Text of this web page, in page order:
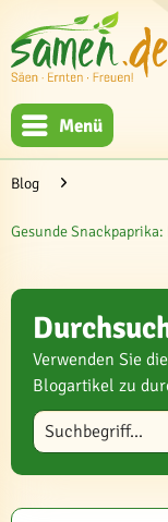
Menü
Blog
Gesunde
Verwenden Sie
Blogartikel zu
Blog durchsuchen